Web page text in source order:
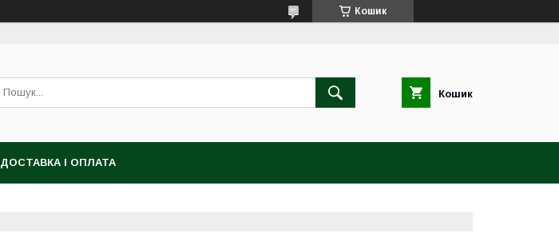
Кошик
Кошик
ДОСТАВКА І ОПЛАТА